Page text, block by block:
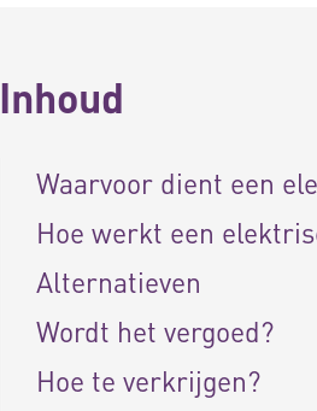
Inhoud
Waarvoor dient een
Hoe werkt een
Alternatieven
Wordt het vergoed?
Hoe te verkrijgen?